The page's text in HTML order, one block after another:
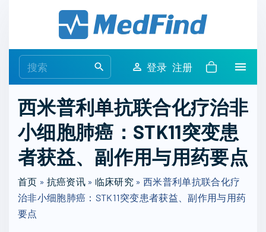
e
r
c
h
f
r
登录 注册
西米普利单抗联合化疗治非
小细胞肺癌：STK11突变患
者获益、副作用与用药要点
首页 » 抗癌资讯» 临床研究 »西米普利单抗联合化疗
治非小细胞肺癌：STK11突变患者获益、副作用与用药
要点